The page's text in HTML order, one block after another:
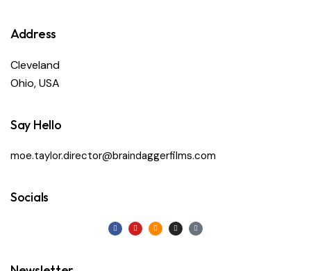
Address
Cleveland
Ohio, USA
Say Hello
moe.taylor.director@braindaggerfilms.com
Socials